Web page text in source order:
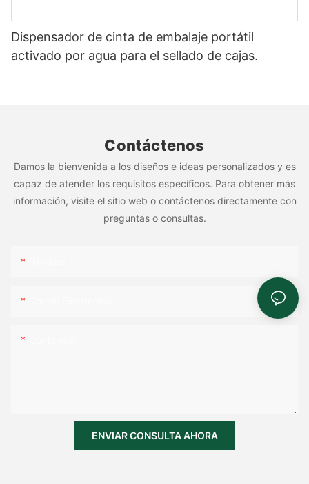
Dispensador de cinta de embalaje portátil
activado por agua para el sellado de cajas.
Contáctenos
Damos la bienvenida a los diseños e ideas personalizados y es
capaz de atender los requisitos específicos. Para obtener más
información, visite el sitio web o contáctenos directamente con
preguntas o consultas.
ENVIAR CONSULTA AHORA